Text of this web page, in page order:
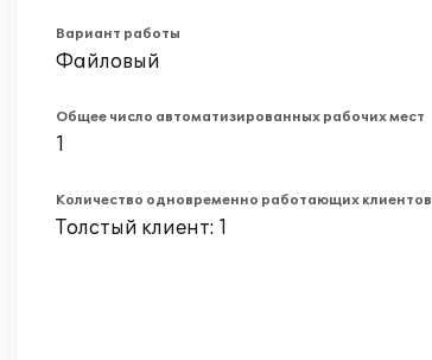
Вариант работы
Файловый
Общее число автоматизированных рабочих мест
1
Количество одновременно работающих клиентов
Толстый клиент: 1